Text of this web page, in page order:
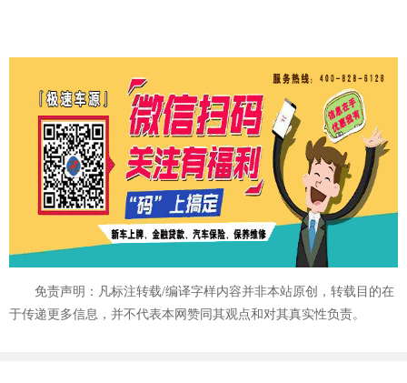
免责声明：凡标注转载/编译字样内容并非本站原创，转载目的在
于传递更多信息，并不代表本网赞同其观点和对其真实性负责。